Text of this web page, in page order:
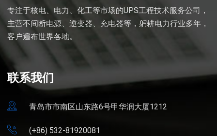
专注于核电、电力、化工等市场的UPS工程技术服务公司，
主营不间断电源、逆变器、充电器等，躬耕电力行业多年，
客户遍布世界各地。
联系我们
青岛市市南区山东路6号甲华润大厦1212
(+86) 532-81920081